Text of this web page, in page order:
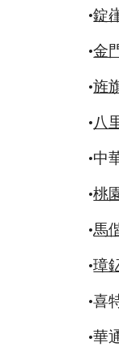
•錠
•金
•旌
•八
•中
•桃
•馬
•璋
•喜
•華